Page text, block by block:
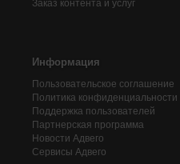
Заказ контента и услуг
Информация
Пользовательское соглашение
Политика конфиденциальности
Поддержка пользователей
Партнерская программа
Новости Адвего
Сервисы Адвего